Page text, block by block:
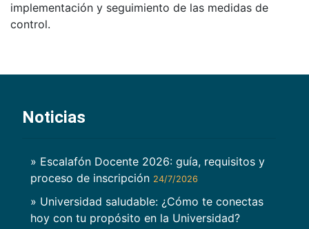
implementación y seguimiento de las medidas de
control.
Noticias
» Escalafón Docente 2026: guía, requisitos y
proceso de inscripción 24/7/2026
» Universidad saludable: ¿Cómo te conectas
hoy con tu propósito en la Universidad?